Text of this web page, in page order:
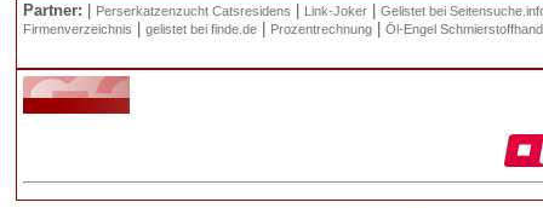
Partner: Perserkatzenzucht Catsresidens Link-Joker
Gelistet bei
Firmenverzeichnis
gelistet bei finde.de Prozentrechnung Öl-Engel